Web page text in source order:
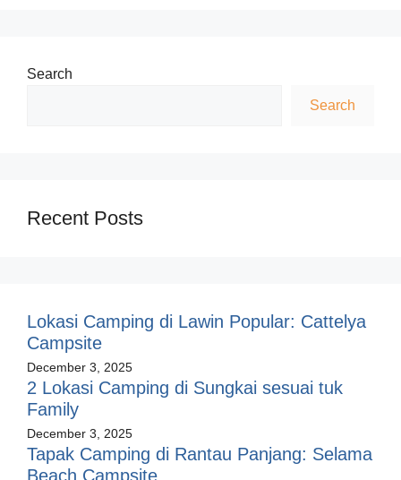
Search
Search
Recent Posts
Lokasi Camping di Lawin Popular: Cattelya
Campsite
December 3, 2025
2 Lokasi Camping di Sungkai sesuai tuk
Family
December 3, 2025
Tapak Camping di Rantau Panjang: Selama
Beach Campsite